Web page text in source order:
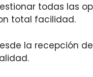
todas las
total facilidad.
la recepción